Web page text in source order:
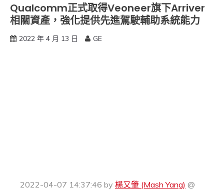
Qualcomm正式取得Veoneer旗下Arriver
相關資產，強化提供先進駕駛輔助系統能力
2022 年 4 月 13 日 GE
2022-04-07 14:37:46 by 楊又肇 (Mash Yang) @